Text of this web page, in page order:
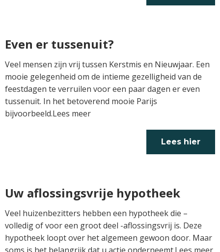
Even er tussenuit?
Veel mensen zijn vrij tussen Kerstmis en Nieuwjaar. Een
mooie gelegenheid om de intieme gezelligheid van de
feestdagen te verruilen voor een paar dagen er even
tussenuit. In het betoverend mooie Parijs
bijvoorbeeld.Lees meer
Lees hier
Uw aflossingsvrije hypotheek
Veel huizenbezitters hebben een hypotheek die –
volledig of voor een groot deel -aflossingsvrij is. Deze
hypotheek loopt over het algemeen gewoon door. Maar